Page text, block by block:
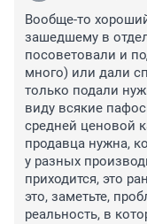
Вообще-то
зашедшему в
посоветовали и
много) или дали
только подали
виду всякие
средней ценовой
продавца нужна,
у разных
приходится, это
это, заметьте,
реальность, в